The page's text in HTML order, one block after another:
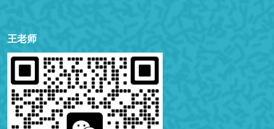
王老师